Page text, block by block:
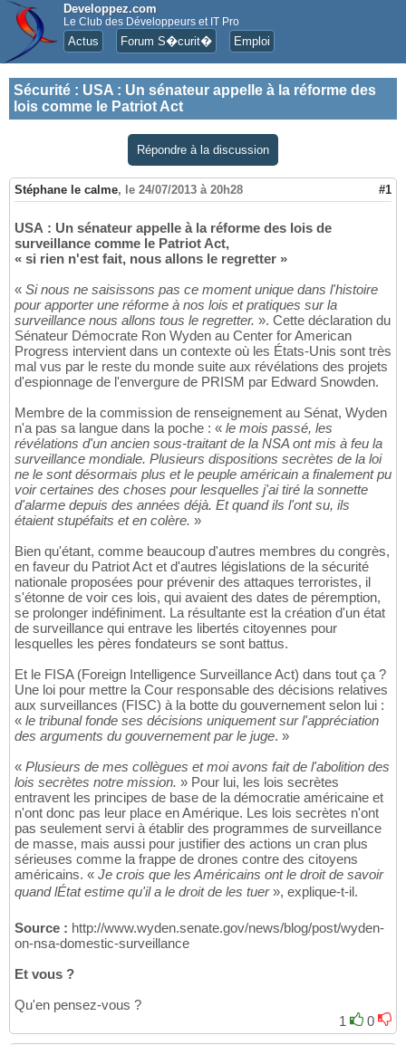
Developpez.com
Le Club des Développeurs et IT Pro
Actus Forum S�curit� Emploi
Sécurité : USA : Un sénateur appelle à la réforme des
lois comme le Patriot Act
Répondre à la discussion
Stéphane le calme, le 24/07/2013 à 20h28 #1
USA : Un sénateur appelle à la réforme des lois de
surveillance comme le Patriot Act,
« si rien n'est fait, nous allons le regretter »
« Si nous ne saisissons pas ce moment unique dans l'histoire
pour apporter une réforme à nos lois et pratiques sur la
surveillance nous allons tous le regretter. ». Cette déclaration du
Sénateur Démocrate Ron Wyden au Center for American
Progress intervient dans un contexte où les États-Unis sont très
mal vus par le reste du monde suite aux révélations des projets
d'espionnage de l'envergure de PRISM par Edward Snowden.
Membre de la commission de renseignement au Sénat, Wyden
n'a pas sa langue dans la poche : « le mois passé, les
révélations d'un ancien sous-traitant de la NSA ont mis à feu la
surveillance mondiale. Plusieurs dispositions secrètes de la loi
ne le sont désormais plus et le peuple américain a finalement pu
voir certaines des choses pour lesquelles j'ai tiré la sonnette
d'alarme depuis des années déjà. Et quand ils l'ont su, ils
étaient stupéfaits et en colère. »
Bien qu'étant, comme beaucoup d'autres membres du congrès,
en faveur du Patriot Act et d'autres législations de la sécurité
nationale proposées pour prévenir des attaques terroristes, il
s'étonne de voir ces lois, qui avaient des dates de péremption,
se prolonger indéfiniment. La résultante est la création d'un état
de surveillance qui entrave les libertés citoyennes pour
lesquelles les pères fondateurs se sont battus.
Et le FISA (Foreign Intelligence Surveillance Act) dans tout ça ?
Une loi pour mettre la Cour responsable des décisions relatives
aux surveillances (FISC) à la botte du gouvernement selon lui :
« le tribunal fonde ses décisions uniquement sur l'appréciation
des arguments du gouvernement par le juge. »
« Plusieurs de mes collègues et moi avons fait de l'abolition des
lois secrètes notre mission. » Pour lui, les lois secrètes
entravent les principes de base de la démocratie américaine et
n'ont donc pas leur place en Amérique. Les lois secrètes n'ont
pas seulement servi à établir des programmes de surveillance
de masse, mais aussi pour justifier des actions un cran plus
sérieuses comme la frappe de drones contre des citoyens
américains. « Je crois que les Américains ont le droit de savoir
quand lÉtat estime qu'il a le droit de les tuer», explique-t-il.
Source : http://www.wyden.senate.gov/news/blog/post/wyden-
on-nsa-domestic-surveillance
Et vous ?
Qu'en pensez-vous ?
1
0